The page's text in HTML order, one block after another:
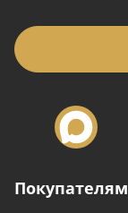
Покупателям